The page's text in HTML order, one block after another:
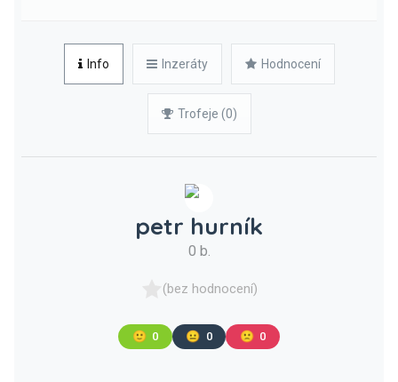
Info Inzeráty Hodnocení
Trofeje (0)
petr hurník
0 b.
(bez hodnocení)
🙂 0 😐 0 🙁 0